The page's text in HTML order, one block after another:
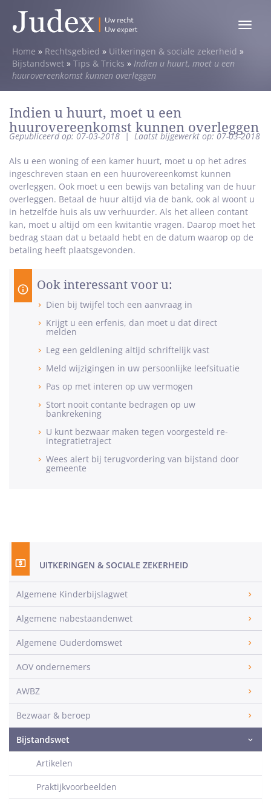
Toggle
Home » Rechtsgebied » Uitkeringen & sociale zekerheid »
Bijstandswet » Tips & Tricks » Indien u huurt, moet u een
huurovereenkomst kunnen overleggen
Indien u huurt, moet u een
huurovereenkomst kunnen overleggen
Gepubliceerd op: 07-03-2018| Laatst bijgewerkt op: 07-03-2018
Als u een woning of een kamer huurt, moet u op het adres
ingeschreven staan en een huurovereenkomst kunnen
overleggen. Ook moet u een bewijs van betaling van de huur
overleggen. Betaal de huur altijd via de bank, ook al woont u
in hetzelfde huis als uw verhuurder. Als het alleen contant
kan, moet u altijd om een kwitantie vragen. Daarop moet het
bedrag staan dat u betaald hebt en de datum waarop op de
betaling heeft plaatsgevonden.
Ook interessant voor u:
Dien bij twijfel toch een aanvraag in
Krijgt u een erfenis, dan moet u dat direct
melden
Leg een geldlening altijd schriftelijk vast
Meld wijzigingen in uw persoonlijke leefsituatie
Pas op met interen op uw vermogen
Stort nooit contante bedragen op uw
bankrekening
U kunt bezwaar maken tegen voorgesteld re-
integratietraject
Wees alert bij terugvordering van bijstand door
gemeente
UITKERINGEN & SOCIALE ZEKERHEID
Algemene Kinderbijslagwet
Algemene nabestaandenwet
Algemene Ouderdomswet
AOV ondernemers
AWBZ
Bezwaar & beroep
Bijstandswet
Artikelen
Praktijkvoorbeelden